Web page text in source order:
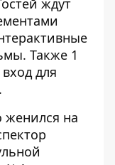
Также 1
для
женился на